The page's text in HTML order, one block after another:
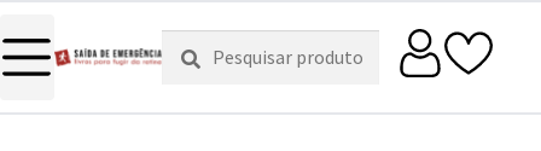
Pesquisar
por:
Pesquisa